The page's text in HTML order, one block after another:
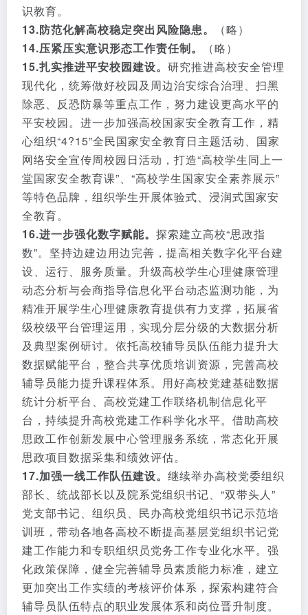
识教育。
13.防范化解高校稳定突出风险隐患。
（略）
14.压紧压实意识形态工作责任制。
（略）
15.扎实推进平安校园建设。 研究推进高校安全管理
现代化，统筹做好校园及周边治安综合治理、扫黑
除恶、反恐防暴等重点工作，努力建设更高水平的
平安校园。进一步加强高校国家安全教育工作，精
心组织“4?15”全民国家安全教育日主题活动、国家
网络安全宣传周校园日活动，打造“高校学生同上一
堂国家安全教育课”、“高校学生国家安全素养展示”
等特色品牌，组织学生开展体验式、浸润式国家安
全教育。
16.进一步强化数字赋能。 探索建立高校“思政指
数”。坚持边建边用边完善，提高相关数字化平台建
设、运行、服务质量。升级高校学生心理健康管理
动态分析与会商指导信息化平台动态监测功能，为
精准开展学生心理健康教育提供有力支撑，拓展省
级校级平台管理运用，实现分层分级的大数据分析
及典型案例研讨。依托高校辅导员队伍能力提升大
数据赋能平台，整合共享优质培训资源，完善高校
辅导员能力提升课程体系。用好高校党建基础数据
统计分析平台、高校党建工作联络机制信息化平
台，持续提升高校党建工作科学化水平。借助高校
思政工作创新发展中心管理服务系统，常态化开展
思政项目数据采集和绩效评估。
17.加强一线工作队伍建设。 继续举办高校党委组织
部长、统战部长以及院系党组织书记、“双带头人”
党支部书记、组织员、民办高校党组织书记示范培
训班，带动各地各高校不断提高基层党组织书记党
建工作能力和专职组织员党务工作专业化水平。强
化政策保障，健全完善辅导员素质能力标准，建立
更加突出工作实绩的考核评价体系，探索构建符合
辅导员队伍特点的职业发展体系和岗位晋升制度。